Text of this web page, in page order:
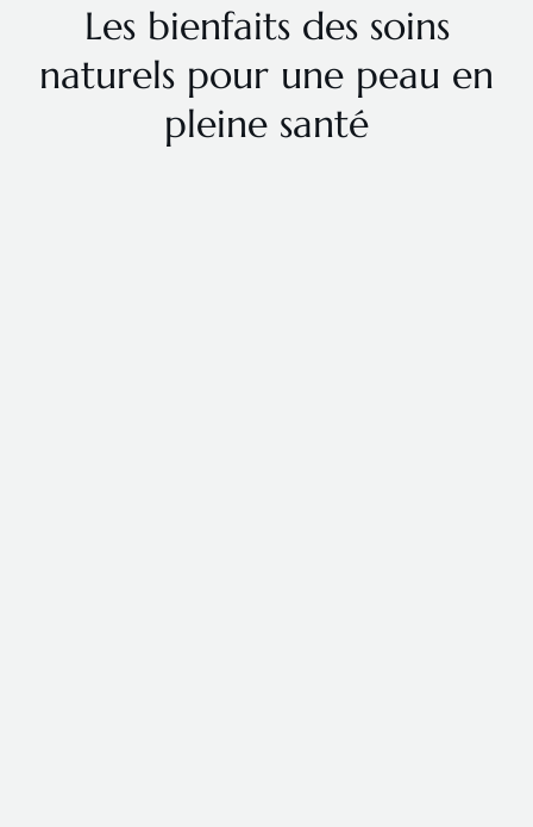
Les bienfaits des soins
naturels pour une peau en
pleine santé